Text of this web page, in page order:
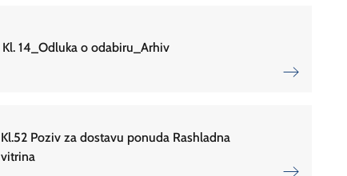
Kl. 14_Odluka o odabiru_Arhiv
Kl.52 Poziv za dostavu ponuda Rashladna
vitrina